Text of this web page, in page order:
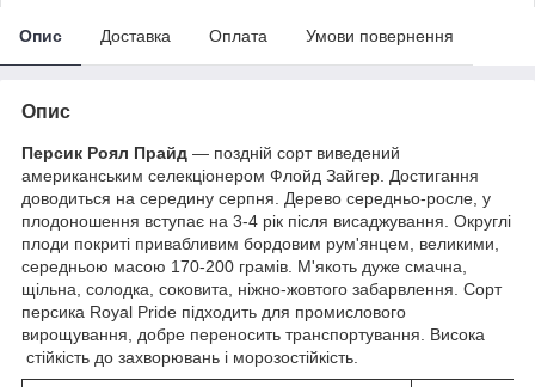
Опис Доставка Оплата Умови повернення
Опис
Персик Роял Прайд — поздній сорт виведений
американським селекціонером Флойд Зайгер. Достигання
доводиться на середину серпня. Дерево середньо-росле, у
плодоношення вступає на 3-4 рік після висаджування. Округлі
плоди покриті привабливим бордовим рум'янцем, великими,
середньою масою 170-200 грамів. М'якоть дуже смачна,
щільна, солодка, соковита, ніжно-жовтого забарвлення. Сорт
персика Royal Pride підходить для промислового
вирощування, добре переносить транспортування. Висока
стійкість до захворювань і морозостійкість.